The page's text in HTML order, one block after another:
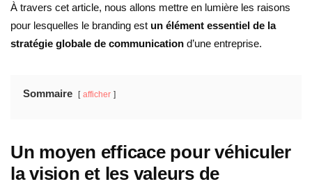
À travers cet article, nous allons mettre en lumière les raisons
pour lesquelles le branding est un élément essentiel de la
stratégie globale de communication d’une entreprise.
Sommaire afficher
Un moyen efficace pour véhiculer
la vision et les valeurs de